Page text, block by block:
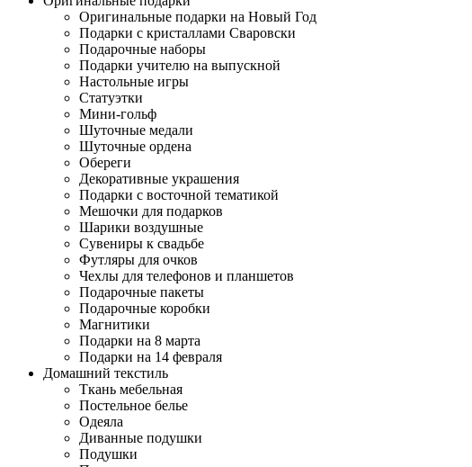
Оригинальные подарки на Новый Год
Подарки с кристаллами Сваровски
Подарочные наборы
Подарки учителю на выпускной
Настольные игры
Статуэтки
Мини-гольф
Шуточные медали
Шуточные ордена
Обереги
Декоративные украшения
Подарки с восточной тематикой
Мешочки для подарков
Шарики воздушные
Сувениры к свадьбе
Футляры для очков
Чехлы для телефонов и планшетов
Подарочные пакеты
Подарочные коробки
Магнитики
Подарки на 8 марта
Подарки на 14 февраля
Домашний текстиль
Ткань мебельная
Постельное белье
Одеяла
Диванные подушки
Подушки